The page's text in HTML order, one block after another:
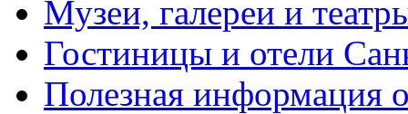
Музеи, галереи и
Гостиницы и отели
Полезная информация